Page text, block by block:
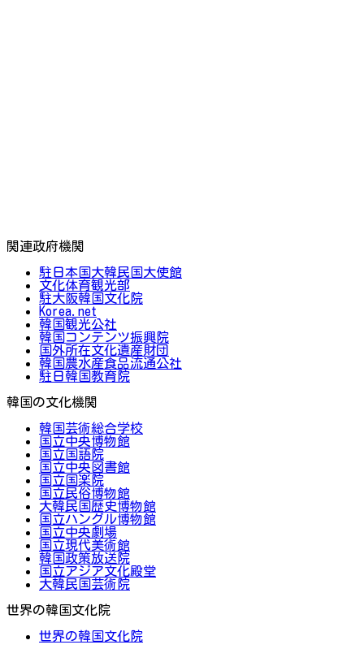
関連政府機関
駐日本国大韓民国大使館
文化体育観光部
駐大阪韓国文化院
Korea.net
韓国観光公社
韓国コンテンツ振興院
国外所在文化遺産財団
韓国農水産食品流通公社
駐日韓国教育院
韓国の文化機関
韓国芸術総合学校
国立中央博物館
国立国語院
国立中央図書館
国立国楽院
国立民俗博物館
大韓民国歴史博物館
国立ハングル博物館
国立中央劇場
国立現代美術館
韓国政策放送院
国立アジア文化殿堂
大韓民国芸術院
世界の韓国文化院
世界の韓国文化院